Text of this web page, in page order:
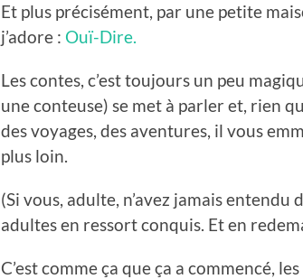
Et plus précisément, par une petite
j’adore : Ouï-Dire.
Les contes, c’est toujours un peu
une conteuse) se met à parler et, rien
des voyages, des aventures, il vous
plus loin.
(Si vous, adulte, n’avez jamais entendu
adultes en ressort conquis. Et en
C’est comme ça que ça a commencé,